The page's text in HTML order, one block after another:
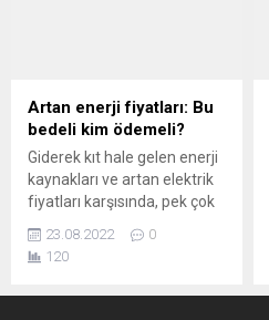
altında ölüm tarihleri yerine
“sonsuzluk“ sembolünün yer
anıldılar.Önceki akşam
Yönetmen Tolga Örnek’in
büyük yazar Aziz...
Artan enerji fiyatları: Bu
bedeli kim ödemeli?
Giderek kıt hale gelen enerji
kaynakları ve artan elektrik
fiyatları karşısında, pek çok
nasıl kurtarılacağı ve halkın
üzerindeki yükün nasıl
23.08.2022
0
120